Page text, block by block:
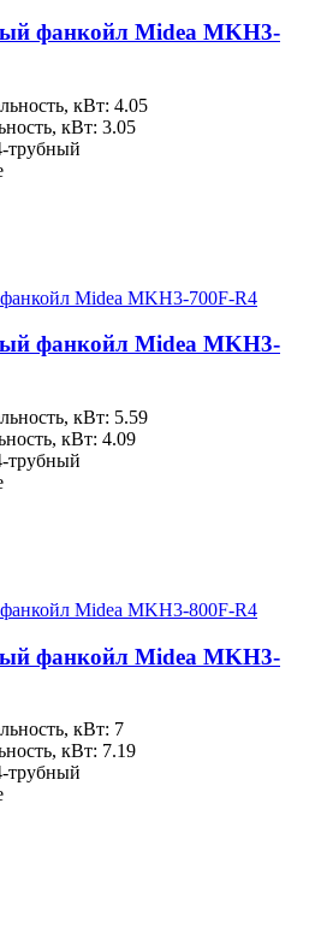
фанкойл Midea MKH3-
кВт: 4.05
кВт: 3.05
трубный
фанкойл Midea MKH3-
кВт: 5.59
кВт: 4.09
трубный
фанкойл Midea MKH3-
кВт: 7
кВт: 7.19
трубный